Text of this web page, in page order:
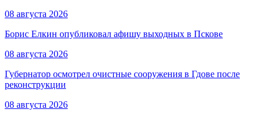
08 августа 2026
Борис Елкин опубликовал афишу выходных в Пскове
08 августа 2026
Губернатор осмотрел очистные сооружения в Гдове после
реконструкции
08 августа 2026